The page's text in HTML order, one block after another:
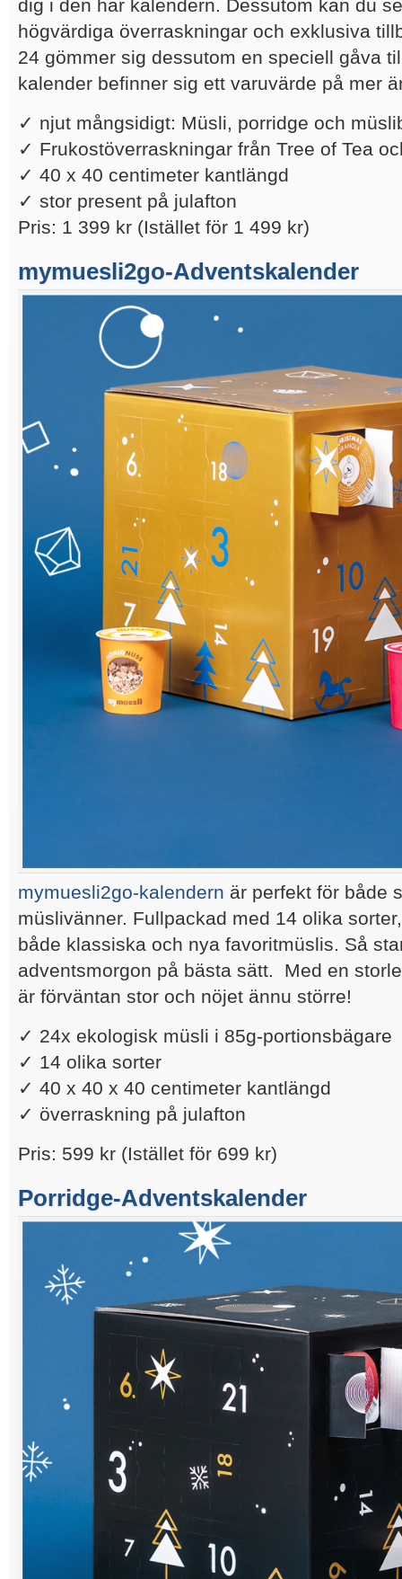
dig i den här kalendern. Dessutom kan du
högvärdiga överraskningar och exklusiva
24 gömmer sig dessutom en speciell gåva
kalender befinner sig ett varuvärde på mer
✓ njut mångsidigt: Müsli, porridge och
✓ Frukostöverraskningar från Tree of Tea
✓ 40 x 40 centimeter kantlängd
✓ stor present på julafton
Pris: 1 399 kr (Istället för 1 499 kr)
mymuesli2go-Adventskalender
mymuesli2go-kalendern är perfekt för både
müslivänner. Fullpackad med 14 olika
både klassiska och nya favoritmüslis. Så
adventsmorgon på bästa sätt. Med en
är förväntan stor och nöjet ännu större!
✓ 24x ekologisk müsli i 85g-portionsbägare
✓ 14 olika sorter
✓ 40 x 40 x 40 centimeter kantlängd
✓ överraskning på julafton
Pris: 599 kr (Istället för 699 kr)
Porridge-Adventskalender